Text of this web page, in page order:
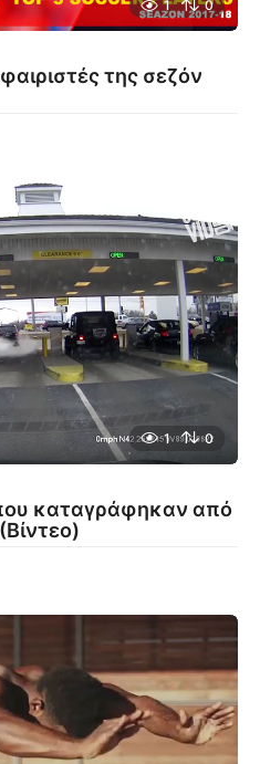
1 0
της σεζόν
1 0
καταγράφηκαν από